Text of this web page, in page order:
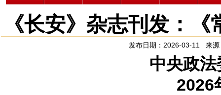
《长安》杂志刊发：
发布日期：2026-03-11 来源
中央政
2026